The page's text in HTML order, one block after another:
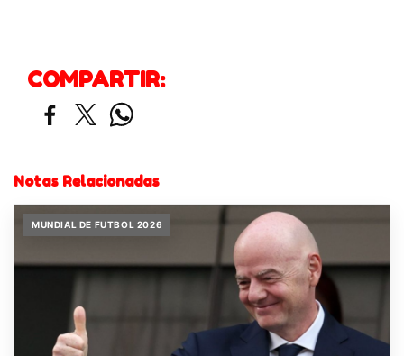
COMPARTIR:
Notas Relacionadas
MUNDIAL DE FUTBOL 2026